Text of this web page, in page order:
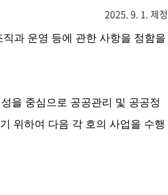
2025. 9. 1. 제정
직과 운영 등에 관한 사항을 정함을
을 중심으로 공공관리 및 공공정
위하여 다음 각 호의 사업을 수행